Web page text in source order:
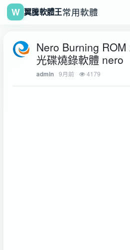
W 翼騰軟體王常用軟體
Nero Burning
光碟燒錄軟體 nero
admin 9月前 4179